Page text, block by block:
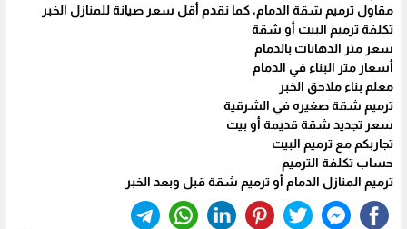
مقاول ترميم شقة الدمام، كما نقدم أقل سعر صيانة للمنازل الخبر
تكلفة ترميم البيت أو شقة
سعر متر الدهانات بالدمام
أسعار متر البناء في الدمام
معلم بناء ملاحق الخبر
ترميم شقة صغيره في الشرقية
سعر تجديد شقة قديمة أو بيت
تجاربكم مع ترميم البيت
حساب تكلفة الترميم
ترميم المنازل الدمام أو ترميم شقة قبل وبعد الخبر